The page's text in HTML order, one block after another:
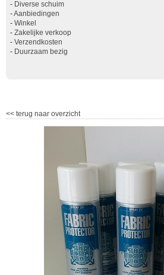
- Diverse schuim
-Aanbiedingen
- Winkel
- Zakelijke verkoop
- Verzendkosten
- Duurzaam bezig
<< terug naar overzicht